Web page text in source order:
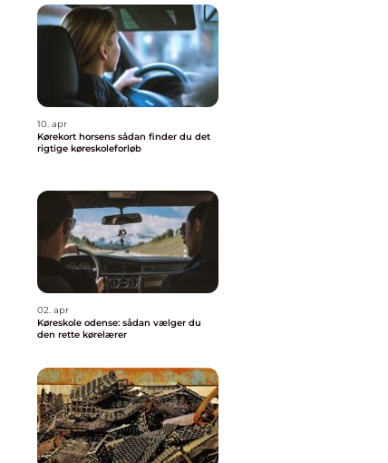
10. apr
Kørekort horsens sådan finder du det
rigtige køreskoleforløb
02. apr
Køreskole odense: sådan vælger du
den rette kørelærer